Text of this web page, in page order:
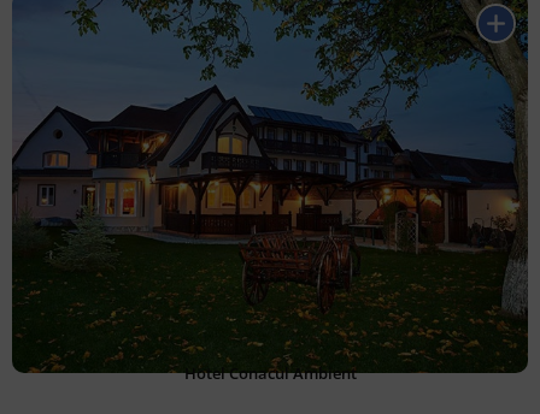
Hotel Conacul Ambient